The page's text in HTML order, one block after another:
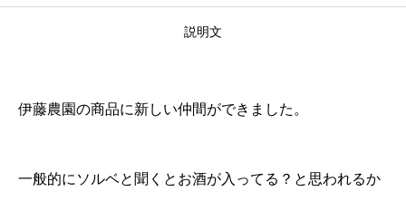
ベ
説明文
伊藤農園の商品に新しい仲間ができました。
一般的にソルベと聞くとお酒が入ってる？と思われるか